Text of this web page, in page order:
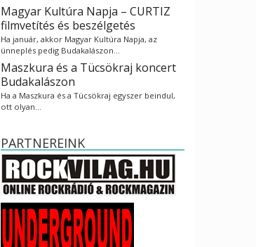
Magyar Kultúra Napja – CURTIZ
filmvetítés és beszélgetés
Ha január, akkor Magyar Kultúra Napja, az
ünneplés pedig Budakalászon…
Maszkura és a Tücsökraj koncert
Budakalászon
Ha a Maszkura és a Tücsökraj egyszer beindul,
ott olyan…
PARTNEREINK